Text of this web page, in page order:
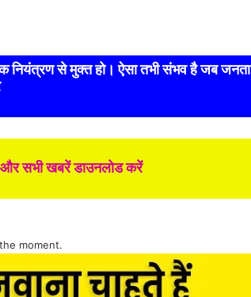
नियंत्रण से मुक्त हो। ऐसा तभी संभव है जब जनता
और सभी खबरें डाउनलोड करें
moment.